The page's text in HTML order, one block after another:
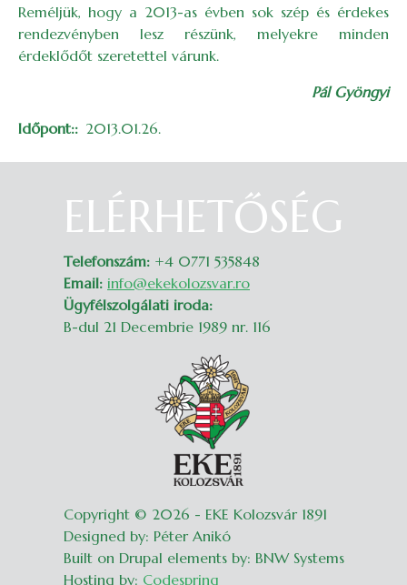
Reméljük, hogy a 2013-as évben sok szép és érdekes
rendezvényben lesz részünk, melyekre minden
érdeklődőt szeretettel várunk.
Pál Gyöngyi
Időpont:
2013.01.26.
ELÉRHETŐSÉG
Telefonszám: +4 0771 535848
Email: info@ekekolozsvar.ro
Ügyfélszolgálati iroda:
B-dul 21 Decembrie 1989 nr. 116
Copyright © 2026 - EKE Kolozsvár 1891
Designed by: Péter Anikó
Built on Drupal elements by: BNW Systems
Hosting by: Codespring